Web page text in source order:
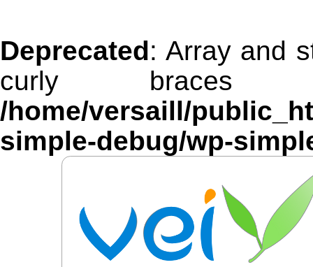
Deprecated: Array and
curly braces
/home/versaill/
simple-debug/wp-